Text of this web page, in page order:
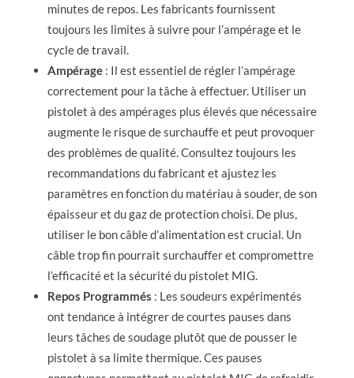
minutes de repos. Les fabricants fournissent
toujours les limites à suivre pour l’ampérage et le
cycle de travail.
Ampérage: Il est essentiel de régler l’ampérage
correctement pour la tâche à effectuer. Utiliser un
pistolet à des ampérages plus élevés que nécessaire
augmente le risque de surchauffe et peut provoquer
des problèmes de qualité. Consultez toujours les
recommandations du fabricant et ajustez les
paramètres en fonction du matériau à souder, de son
épaisseur et du gaz de protection choisi. De plus,
utiliser le bon câble d’alimentation est crucial. Un
câble trop fin pourrait surchauffer et compromettre
l’efficacité et la sécurité du pistolet MIG.
Repos Programmés : Les soudeurs expérimentés
ont tendance à intégrer de courtes pauses dans
leurs tâches de soudage plutôt que de pousser le
pistolet à sa limite thermique. Ces pauses